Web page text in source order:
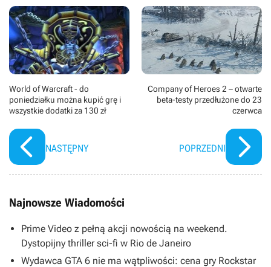
World of Warcraft - do
poniedziałku można kupić grę i
wszystkie dodatki za 130 zł
NASTĘPNY
Company of Heroes 2 – otwarte
beta-testy przedłużone do 23
czerwca
POPRZEDNI
Najnowsze Wiadomości
Prime Video z pełną akcji nowością na weekend.
Dystopijny thriller sci-fi w Rio de Janeiro
Wydawca GTA 6 nie ma wątpliwości: cena gry Rockstar